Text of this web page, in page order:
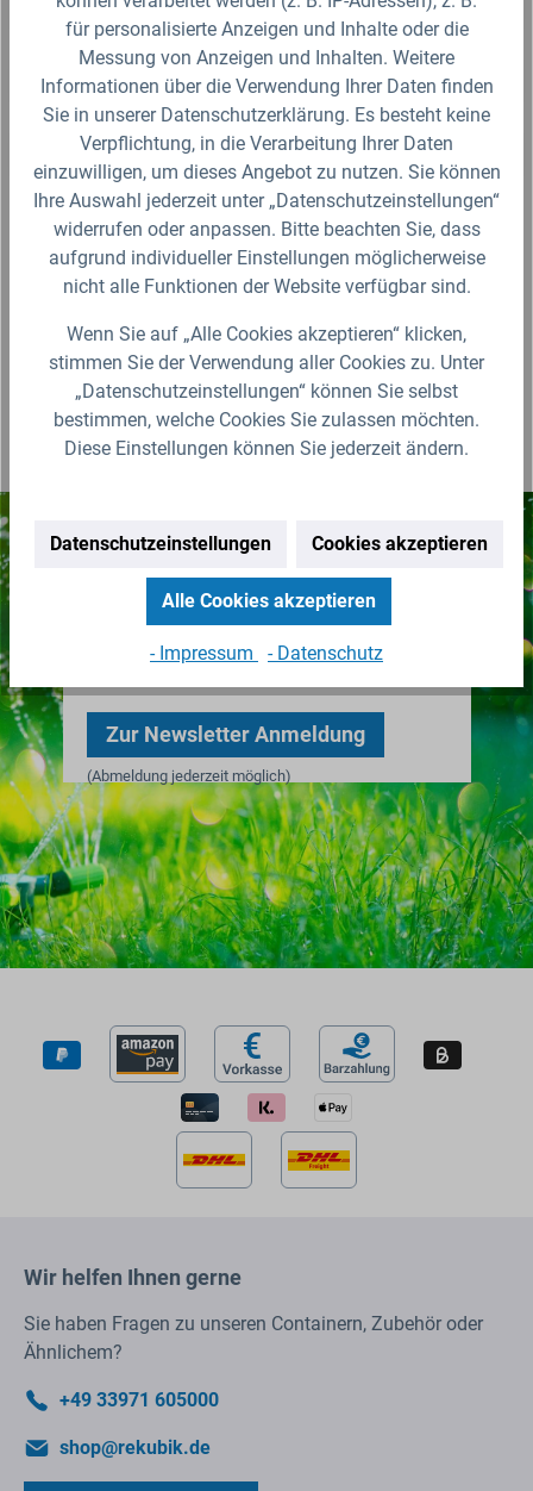
Fragen zum Artikel?
Produktbewertungen
Für die Darstellung des Artikelbildes verwenden wir eine zufällig
gewählte Artikelgröße als Beispielabbildung. Die Abbildungen,
technischen Daten, Maßangaben in Millimeter, Gewichtsangaben in
Gramm und Ausführungen sind somit unverbindlich. Die eigentliche
Definition und der Verwendungszweck des Artikels sowie die Nutzmaße
bereitgestellt. Wir behalten uns jederzeit Änderungen ohne Ankündigung
Nichts mehr verpassen!
Erhalten Sie erstklassige
Neuigkeiten zu IBC Containern &
Zur Newsletter Anmeldung
(Abmeldung jederzeit möglich)
Wir helfen Ihnen gerne
Sie haben Fragen zu unseren Containern, Zubehör oder
Ähnlichem?
+49 33971 605000
shop@rekubik.de
für personalisierte Anzeigen und Inhalte oder die
Messung von Anzeigen und Inhalten. Weitere
Informationen über die Verwendung Ihrer Daten finden
Sie in unserer Datenschutzerklärung. Es besteht keine
Verpflichtung, in die Verarbeitung Ihrer Daten
einzuwilligen, um dieses Angebot zu nutzen. Sie können
Ihre Auswahl jederzeit unter „Datenschutzeinstellungen“
widerrufen oder anpassen. Bitte beachten Sie, dass
aufgrund individueller Einstellungen möglicherweise
nicht alle Funktionen der Website verfügbar sind.
Wenn Sie auf „Alle Cookies akzeptieren“ klicken,
stimmen Sie der Verwendung aller Cookies zu. Unter
„Datenschutzeinstellungen“ können Sie selbst
bestimmen, welche Cookies Sie zulassen möchten.
Diese Einstellungen können Sie jederzeit ändern.
Datenschutzeinstellungen Cookies akzeptieren
Alle Cookies akzeptieren
- Impressum - Datenschutz